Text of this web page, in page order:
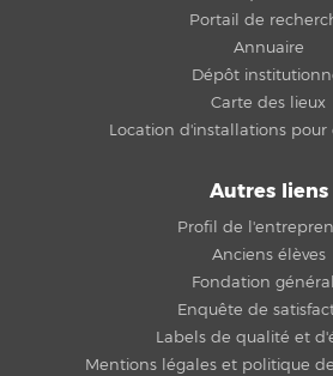
Portail de
Annuaire
Dépôt
Carte des lieux
Location d'installations pour
Autres liens
Profil de
Anciens élèves
Fondation
Enquête de
Labels de qualité et
Mentions légales et politique